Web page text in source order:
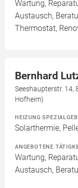
Wartung,
Austausch,
Thermostat,
Bernhard
Seeshaupterstr. 14,
Hofheim)
HEIZUNG
Solarthermie,
ANGEBOTENE
Wartung,
Austausch,